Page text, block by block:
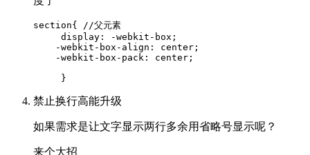
section{ //父元素
     display: -webkit-box;
    -webkit-box-align: center;
    -webkit-box-pack: center;
禁止换行高能升级
如果需求是让文字显示两行多余用省略号显示呢？
来个大招